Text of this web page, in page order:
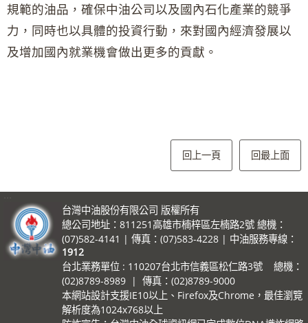
規範的油品，確保中油公司以及國內石化產業的競爭
力，同時也以具體的投資行動，來對國內經濟發展以
及增加國內就業機會做出更多的貢獻。
回上一頁 回最上面
台灣中油股份有限公司 版權所有
總公司地址：811251高雄市楠梓區左楠路2號 總機：
(07)582-4141 | 傳真：(07)583-4228 | 中油服務專線：
1912
台北業務單位 : 110207台北市信義區松仁路3號 總機：
(02)8789-8989 | 傳真：(02)8789-9000
本網站設計支援IE10以上、Firefox及Chrome，最佳瀏覽
解析度為1024x768以上